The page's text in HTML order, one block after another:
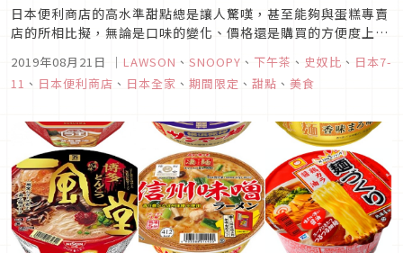
日本便利商店的高水準甜點總是讓人驚嘆，甚至能夠與蛋糕專賣
店的所相比擬，無論是口味的變化、價格還是購買的方便度上，
便利商店都是大家最好的選擇，這次為大家一口氣整理出8月份
的人氣飲品和甜點，連同月底才要推出的新品預告都讓你知道，
Japaholic的讀者們只要跟著吃就對了！日本7-11自家甜點美味
2019年08月21日 ｜ LAWSON 、 SNOOPY 、 下午茶 、 史奴比 、 日本7-
11 、 日本便利商店 、 日本全家 、 期間限定 、 甜點 、 美食